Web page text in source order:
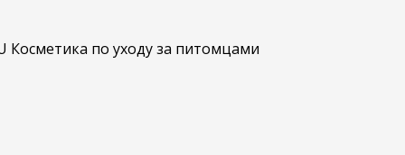
Косметика по уходу за питомцами